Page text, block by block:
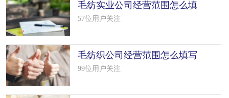
毛纺实业公司经营范围怎么填
写（50个
57位用户关注
毛纺织公司经营范围怎么填写
（22个模
99位用户关注